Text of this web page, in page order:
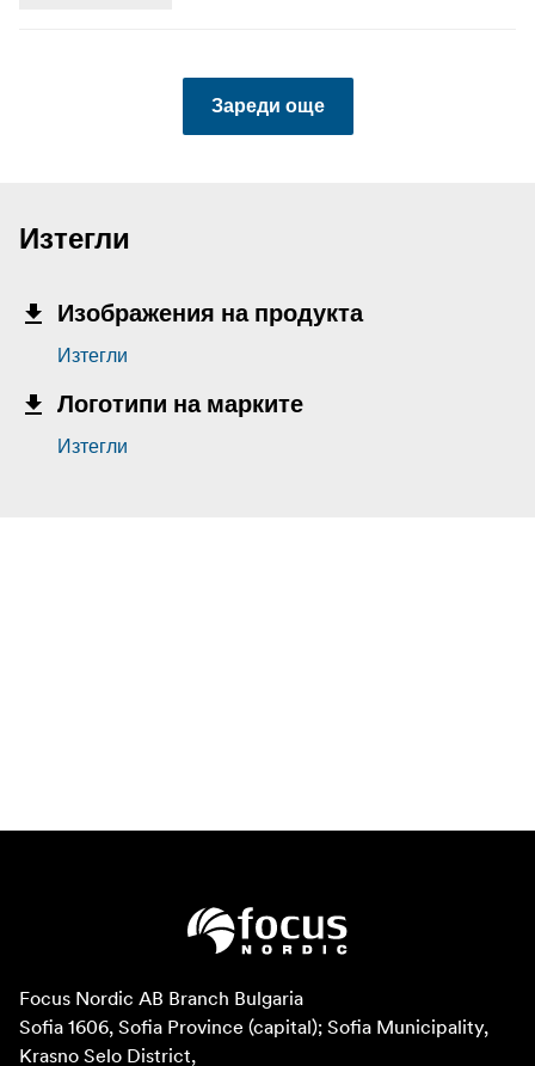
Зареди още
Изтегли
Изображения на продукта
Изтегли
Логотипи на марките
Изтегли
Focus Nordic AB Branch Bulgaria
Sofia 1606, Sofia Province (capital); Sofia Municipality,
Krasno Selo District,